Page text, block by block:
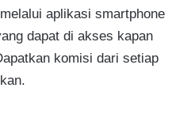
aplikasi smartphone
dapat di akses kapan
komisi dari setiap